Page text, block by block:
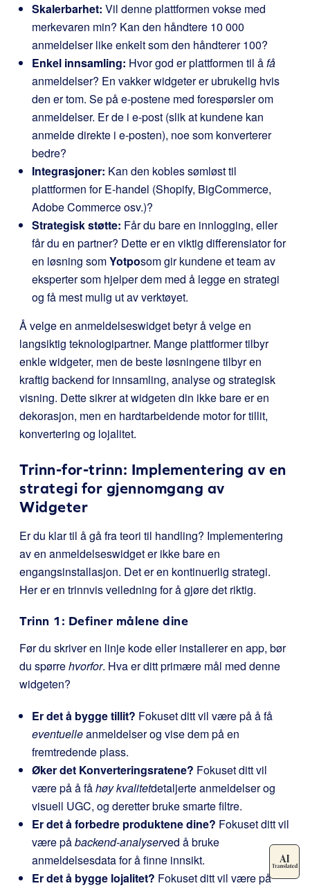
Skalerbarhet: Vil denne plattformen vokse med
merkevaren min? Kan den håndtere 10 000
anmeldelser like enkelt som den håndterer 100?
Enkel innsamling: Hvor god er plattformen til åfå
anmeldelser? En vakker widgeter er ubrukelig hvis
den er tom. Se på e-postene med forespørsler om
anmeldelser. Er de i e-post (slik at kundene kan
anmelde direkte i e-posten), noe som konverterer
bedre?
Integrasjoner: Kan den kobles sømløst til
plattformen for E-handel (Shopify, BigCommerce,
Adobe Commerce osv.)?
Strategisk støtte: Får du bare en innlogging, eller
får du en partner? Dette er en viktig differensiator for
en løsning somYotposom gir kundene et team av
eksperter som hjelper dem med å legge en strategi
og få mest mulig ut av verktøyet.
Å velge en anmeldelseswidget betyr å velge en
langsiktig teknologipartner. Mange plattformer tilbyr
enkle widgeter, men de beste løsningene tilbyr en
kraftig backend for innsamling, analyse og strategisk
visning. Dette sikrer at widgeten din ikke bare er en
dekorasjon, men en hardtarbeidende motor for tillit,
konvertering og lojalitet.
Trinn-for-trinn: Implementering av en
strategi for gjennomgang av
Widgeter
Er du klar til å gå fra teori til handling? Implementering
av en anmeldelseswidget er ikke bare en
engangsinstallasjon. Det er en kontinuerlig strategi.
Her er en trinnvis veiledning for å gjøre det riktig.
Trinn 1: Definer målene dine
Før du skriver en linje kode eller installerer en app, bør
du spørrehvorfor. Hva er ditt primære mål med denne
widgeten?
Er det å bygge tillit? Fokuset ditt vil være på å få
eventuelleanmeldelser og vise dem på en
fremtredende plass.
Øker det Konverteringsratene? Fokuset ditt vil
være på å fåhøy kvalitetdetaljerte anmeldelser og
visuell UGC, og deretter bruke smarte filtre.
Er det å forbedre produktene dine? Fokuset ditt vil
være påbackend-analyserved å bruke
anmeldelsesdata for å finne innsikt.
Er det å bygge lojalitet? Fokuset ditt vil være på